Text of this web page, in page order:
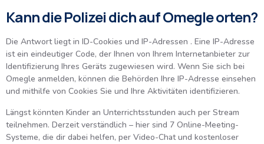
Kann die Polizei dich auf Omegle orten?
Die Antwort liegt in ID-Cookies und IP-Adressen . Eine IP-Adresse
ist ein eindeutiger Code, der Ihnen von Ihrem Internetanbieter zur
Identifizierung Ihres Geräts zugewiesen wird. Wenn Sie sich bei
Omegle anmelden, können die Behörden Ihre IP-Adresse einsehen
und mithilfe von Cookies Sie und Ihre Aktivitäten identifizieren.
Längst könnten Kinder an Unterrichtsstunden auch per Stream
teilnehmen. Derzeit verständlich – hier sind 7 Online-Meeting-
Systeme, die dir dabei helfen, per Video-Chat und kostenloser